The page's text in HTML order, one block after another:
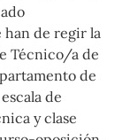
han de regir la
Técnico/a de
de
de
y clase